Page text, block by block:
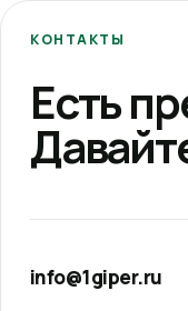
КОНТАКТЫ
Есть
info@1giper.ru